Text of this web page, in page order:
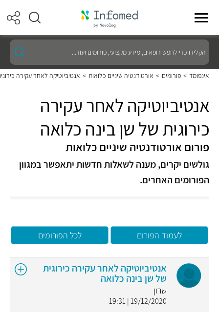
הקלידו
כדי
לחפש
רופאים,
מידע
ועוד...
אינפומד > פורומים > אורטודנטיה שיניים כלואות > אנטיביוטיקה לאחר עקירה
אנטיביוטיקה לאחר עקירה
כירוגית של שן בינה כלואה
פורום אורטודנטיה שיניים כלואות
גולשים יקרים, מענה לשאלות חדשות יתאפשר במגוון
הפורומים האחרים.
לעמוד הפורום לכל הפורומים
אנטיביוטיקה לאחר עקירה כירוגית
של שן בינה כלואה
שרון
19/12/2020 | 19:31